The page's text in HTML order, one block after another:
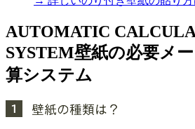
AUTOMATIC
SYSTEM壁紙の必要メ
算システム